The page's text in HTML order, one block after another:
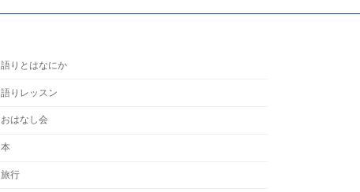
語りとはなにか
語りレッスン
おはなし会
本
旅行